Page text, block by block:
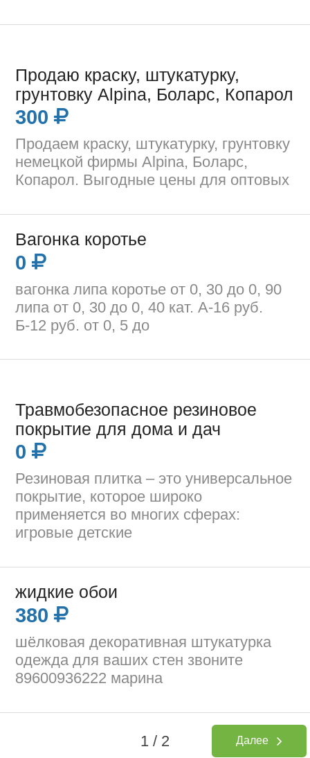
Продаю краску, штукатурку,
грунтовку Alpina, Боларс, Копарол
300
Продаем краску, штукатурку, грунтовку
немецкой фирмы Alpina, Боларс,
Копарол. Выгодные цены для оптовых
Вагонка коротье
0
вагонка липа коротье от 0, 30 до 0, 90
липа от 0, 30 до 0, 40 кат. А-16 руб.
Б-12 руб. от 0, 5 до
Травмобезопасное резиновое
покрытие для дома и дач
0
Резиновая плитка – это универсальное
покрытие, которое широко
применяется во многих сферах:
игровые детские
жидкие обои
380
шёлковая декоративная штукатурка
одежда для ваших стен звоните
89600936222 марина
1 / 2 Далее